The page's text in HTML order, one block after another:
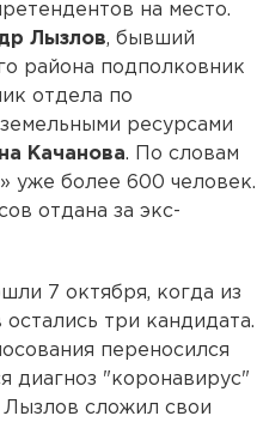
на место.
Лызлов, бывший
района подполковник
отдела по
ресурсами
Качанова. По словам
уже более 600 человек.
отдана за экс-
7 октября, когда из
три кандидата.
переносился
диагноз "коронавирус"
Лызлов сложил свои